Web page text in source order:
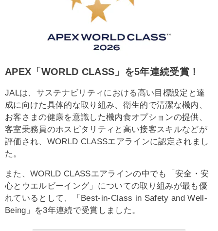
APEX「WORLD CLASS」を5年連続受賞！
JALは、サステナビリティにおける高い目標設定と達
成に向けた具体的な取り組み、衛生的で清潔な機内、
お客さまの健康を意識した機内食オプションの提供、
客室乗務員のホスピタリティと高い接客スキルなどが
評価され、WORLD CLASSエアラインに認定されまし
た。
また、WORLD CLASSエアラインの中でも「安全・安
心とウエルビーイング」についての取り組みが最も優
れているとして、「Best-in-Class in Safety and Well-
Being」を3年連続で受賞しました。